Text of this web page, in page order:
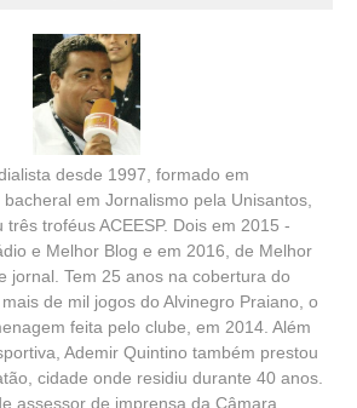
desde 1997, formado em
em Jornalismo pela Unisantos,
troféus ACEESP. Dois em 2015 -
e Melhor Blog e em 2016, de Melhor
jornal. Tem 25 anos na cobertura do
de mil jogos do Alvinegro Praiano, o
feita pelo clube, em 2014. Além
Ademir Quintino também prestou
cidade onde residiu durante 40 anos.
assessor de imprensa da Câmara